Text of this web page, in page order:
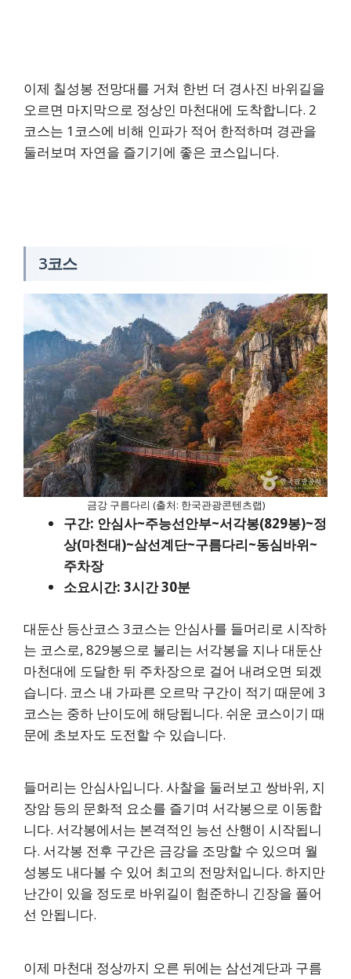
이제 칠성봉 전망대를 거쳐 한번 더 경사진 바위길을
오르면 마지막으로 정상인 마천대에 도착합니다. 2
코스는 1코스에 비해 인파가 적어 한적하며 경관을
둘러보며 자연을 즐기기에 좋은 코스입니다.
3코스
금강 구름다리 (출처: 한국관광콘텐츠랩)
구간: 안심사~주능선안부~서각봉(829봉)~정
상(마천대)~삼선계단~구름다리~동심바위~
주차장
소요시간: 3시간 30분
대둔산 등산코스 3코스는 안심사를 들머리로 시작하
는 코스로, 829봉으로 불리는 서각봉을 지나 대둔산
마천대에 도달한 뒤 주차장으로 걸어 내려오면 되겠
습니다. 코스 내 가파른 오르막 구간이 적기 때문에 3
코스는 중하 난이도에 해당됩니다. 쉬운 코스이기 때
문에 초보자도 도전할 수 있습니다.
들머리는 안심사입니다. 사찰을 둘러보고 쌍바위, 지
장암 등의 문화적 요소를 즐기며 서각봉으로 이동합
니다. 서각봉에서는 본격적인 능선 산행이 시작됩니
다. 서각봉 전후 구간은 금강을 조망할 수 있으며 월
성봉도 내다볼 수 있어 최고의 전망처입니다. 하지만
난간이 있을 정도로 바위길이 험준하니 긴장을 풀어
선 안됩니다.
이제 마천대 정상까지 오른 뒤에는 삼선계단과 구름